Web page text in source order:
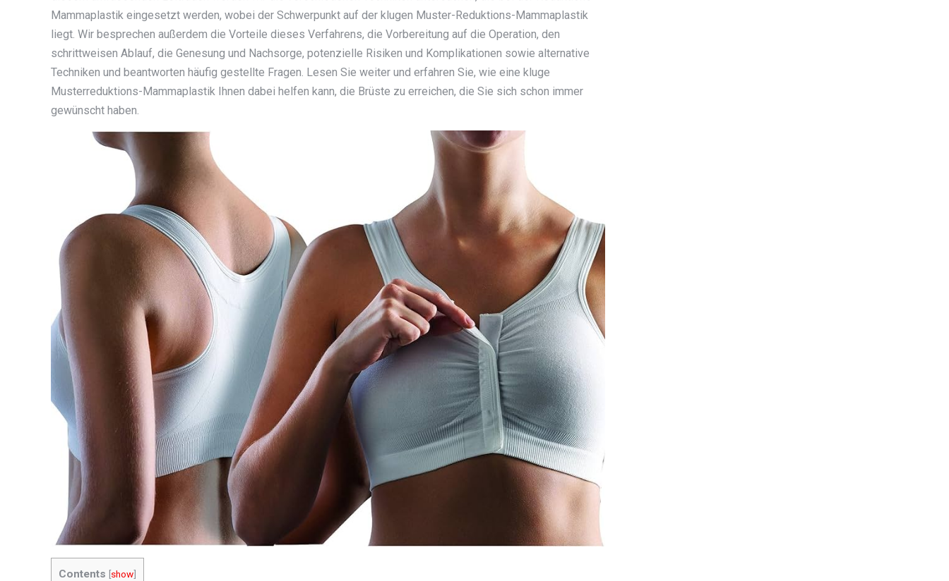
Mammaplastik eingesetzt werden, wobei der Schwerpunkt auf der klugen Muster-Reduktions-Mammaplastik
liegt. Wir besprechen außerdem die Vorteile dieses Verfahrens, die Vorbereitung auf die Operation, den
schrittweisen Ablauf, die Genesung und Nachsorge, potenzielle Risiken und Komplikationen sowie alternative
Techniken und beantworten häufig gestellte Fragen. Lesen Sie weiter und erfahren Sie, wie eine kluge
Musterreduktions-Mammaplastik Ihnen dabei helfen kann, die Brüste zu erreichen, die Sie sich schon immer
gewünscht haben.
Contents [show]